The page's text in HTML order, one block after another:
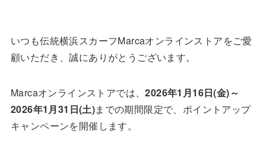
いつも伝統横浜スカーフMarcaオンラインストアをご愛
顧いただき、誠にありがとうございます。
Marcaオンラインストアでは、2026年1月16日(金)～
2026年1月31日(土)までの期間限定で、ポイントアップ
キャンペーンを開催します。